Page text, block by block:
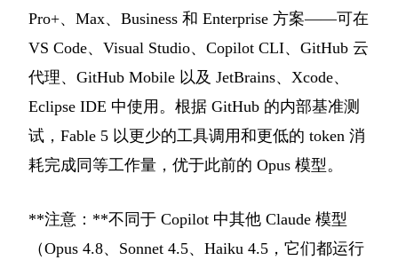
Pro+、Max、Business 和 Enterprise 方案——可在
VS Code、Visual Studio、Copilot CLI、GitHub 云
代理、GitHub Mobile 以及 JetBrains、Xcode、
Eclipse IDE 中使用。根据 GitHub 的内部基准测
试，Fable 5 以更少的工具调用和更低的 token 消
耗完成同等工作量，优于此前的 Opus 模型。
**注意：**不同于 Copilot 中其他 Claude 模型
（Opus 4.8、Sonnet 4.5、Haiku 4.5，它们都运行